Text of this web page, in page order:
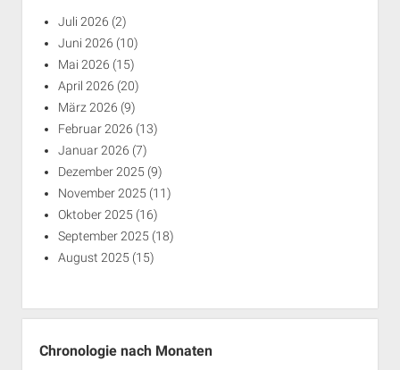
Juli 2026 (2)
Juni 2026 (10)
Mai 2026 (15)
April 2026 (20)
März 2026 (9)
Februar 2026 (13)
Januar 2026 (7)
Dezember 2025 (9)
November 2025 (11)
Oktober 2025 (16)
September 2025 (18)
August 2025 (15)
Chronologie nach Monaten